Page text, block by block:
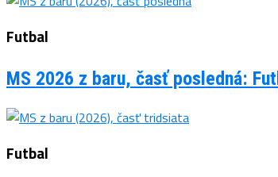
Futbal
MS 2026 z baru, časť posledná:
Futbal